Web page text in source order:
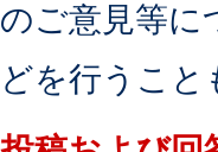
ご意見等
を行うこと